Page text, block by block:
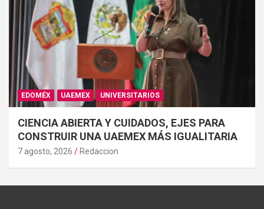
EDOMÉX UAEMEX UNIVERSITARIOS
CIENCIA ABIERTA Y CUIDADOS, EJES PARA
CONSTRUIR UNA UAEMEX MÁS IGUALITARIA
7 agosto, 2026 Redaccion